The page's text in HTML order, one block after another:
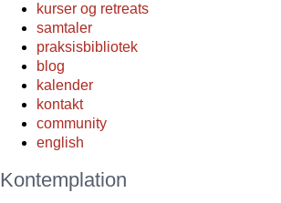
kurser og retreats
samtaler
praksisbibliotek
blog
kalender
kontakt
community
english
Kontemplation